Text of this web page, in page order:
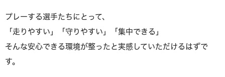
プレーする選手たちにとって、
「走りやすい」「守りやすい」「集中できる」
そんな安心できる環境が整ったと実感していただけるはずで
す。